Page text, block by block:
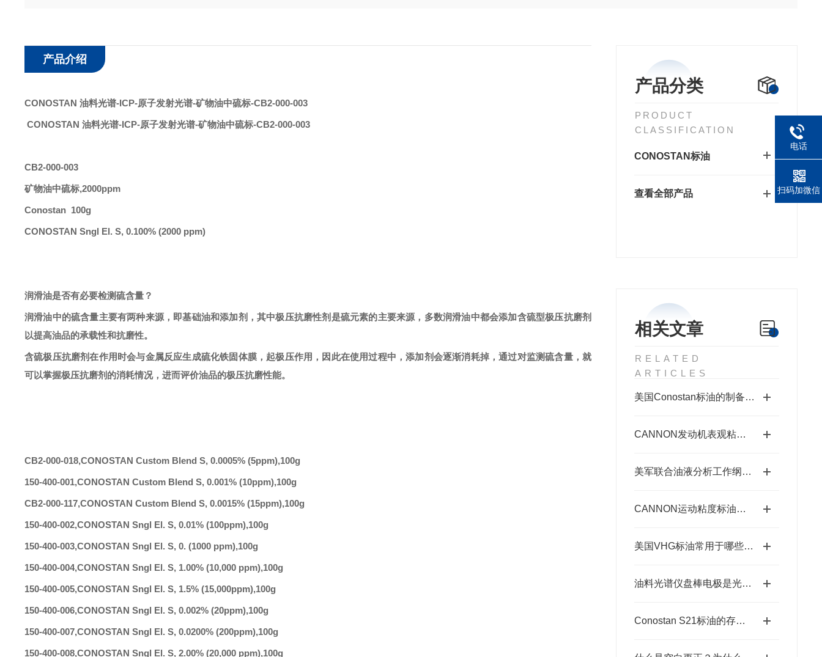
产品分类
PRODUCT
CLASSIFICATION
CONOSTAN标油
查看全部产品
相关文章
RELATED
ARTICLES
美国Conostan标油的制备工艺
CANNON发动机表观粘度标油的正确保存要求
美军联合油液分析工作纲要(JOAP)
CANNON运动粘度标油存放要求与规则解析
美国VHG标油常用于哪些领域中
油料光谱仪盘棒电极是光谱仪在样品激发时需要用到的耗材
Conostan S21标油的存放要求
产品介绍
CONOSTAN 油料光谱-ICP-原子发射光谱-矿物油中硫标-CB2-000-003
CONOSTAN 油料光谱-ICP-原子发射光谱-矿物油中硫标-CB2-000-003
CB2-000-003
矿物油中硫标,2000ppm
Conostan 100g
CONOSTAN Sngl El. S, 0.100% (2000 ppm)
润滑油是否有必要检测硫含量？
润滑油中的硫含量主要有两种来源，即基础油和添加剂，其中极压抗磨性剂是硫元素的主要来源，多数润滑油中都会添加含硫型极压抗磨剂
以提高油品的承载性和抗磨性。
含硫极压抗磨剂在作用时会与金属反应生成硫化铁固体膜，起极压作用，因此在使用过程中，添加剂会逐渐消耗掉，通过对监测硫含量，就
可以掌握极压抗磨剂的消耗情况，进而评价油品的极压抗磨性能。
CB2-000-018,CONOSTAN Custom Blend S, 0.0005% (5ppm),100g
150-400-001,CONOSTAN Custom Blend S, 0.001% (10ppm),100g
CB2-000-117,CONOSTAN Custom Blend S, 0.0015% (15ppm),100g
150-400-002,CONOSTAN Sngl El. S, 0.01% (100ppm),100g
150-400-003,CONOSTAN Sngl El. S, 0. (1000 ppm),100g
150-400-004,CONOSTAN Sngl El. S, 1.00% (10,000 ppm),100g
150-400-005,CONOSTAN Sngl El. S, 1.5% (15,000ppm),100g
150-400-006,CONOSTAN Sngl El. S, 0.002% (20ppm),100g
150-400-007,CONOSTAN Sngl El. S, 0.0200% (200ppm),100g
150-400-008,CONOSTAN Sngl El. S, 2.00% (20,000 ppm),100g
电话
扫码加微信